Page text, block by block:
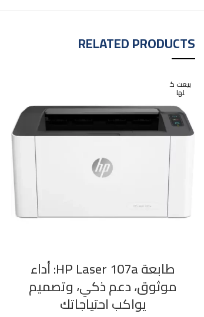
RELATED PRODUCTS
بيعت ك
لها
طابعة HP Laser 107a: أداء
موثوق، دعم ذكي، وتصميم
يواكب احتياجاتك